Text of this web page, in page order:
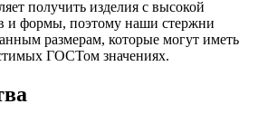
получить изделия с высокой
и формы, поэтому наши стержни
размерам, которые могут иметь
ГОСТом значениях.